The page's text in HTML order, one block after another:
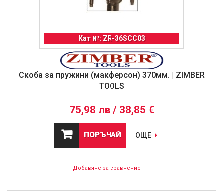
Кат №: ZR-36SCC03
Скоба за пружини (макферсон) 370мм. | ZIMBER
TOOLS
75,98 лв / 38,85 €
ПОРЪЧАЙ ОЩЕ
Добавяне за сравнение